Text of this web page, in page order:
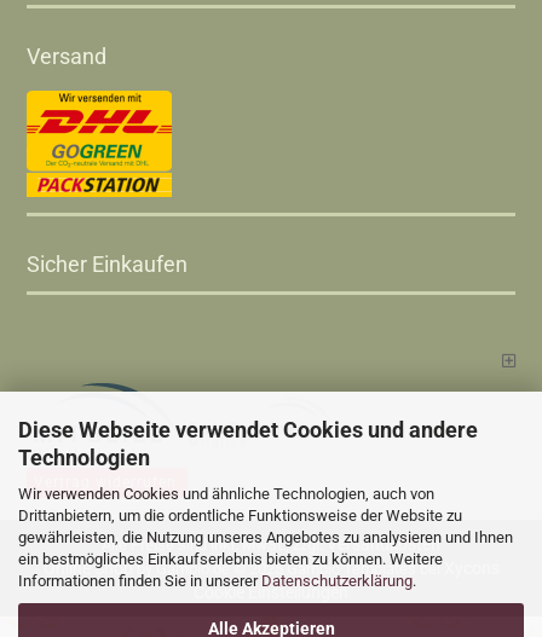
Diese Webseite verwendet Cookies und andere
Technologien
Wir verwenden Cookies und ähnliche Technologien, auch von
Drittanbietern, um die ordentliche Funktionsweise der Website zu
gewährleisten, die Nutzung unseres Angebotes zu analysieren und Ihnen
ein bestmögliches Einkaufserlebnis bieten zu können. Weitere
Informationen finden Sie in unserer Datenschutzerklärung.
Alle Akzeptieren
Versand
Sicher Einkaufen
Alle Preise sind inkl. MwSt., zzgl.Versandkosten
Online Shopby Gambio.de © 2025 Gambio Templates bei
Cookie Einstellungen